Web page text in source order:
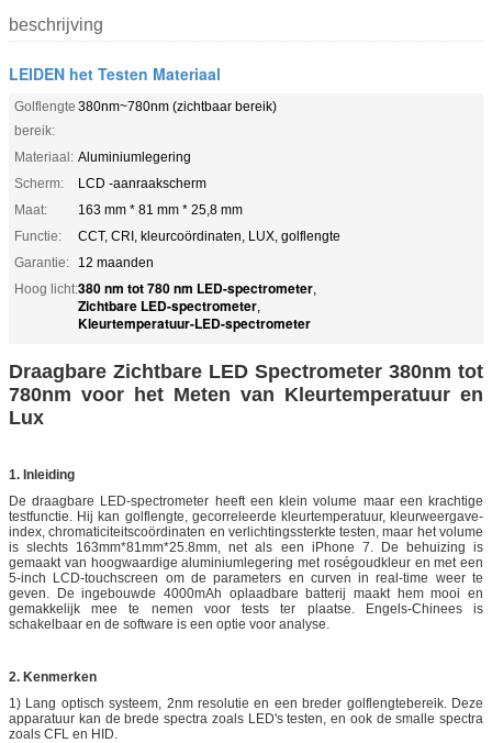
beschrijving
LEIDEN het Testen Materiaal
Golflengte
bereik:
380nm~780nm (zichtbaar bereik)
Materiaal: Aluminiumlegering
Scherm:
LCD -aanraakscherm
Maat:
163 mm * 81 mm * 25,8 mm
Functie:
CCT, CRI, kleurcoördinaten, LUX, golflengte
Garantie:
12 maanden
Hoog licht:380 nm tot 780 nm LED-spectrometer,
Zichtbare LED-spectrometer,
Kleurtemperatuur-LED-spectrometer
Draagbare Zichtbare LED Spectrometer 380nm tot
780nm voor het Meten van Kleurtemperatuur en
Lux
1. Inleiding
De draagbare LED-spectrometer heeft een klein volume maar een krachtige
testfunctie. Hij kan golflengte, gecorreleerde kleurtemperatuur, kleurweergave-
index, chromaticiteitscoördinaten en verlichtingssterkte testen, maar het volume
is slechts 163mm*81mm*25.8mm, net als een iPhone 7. De behuizing is
gemaakt van hoogwaardige aluminiumlegering met roségoudkleur en met een
5-inch LCD-touchscreen om de parameters en curven in real-time weer te
geven. De ingebouwde 4000mAh oplaadbare batterij maakt hem mooi en
gemakkelijk mee te nemen voor tests ter plaatse. Engels-Chinees is
schakelbaar en de software is een optie voor analyse.
2. Kenmerken
1) Lang optisch systeem, 2nm resolutie en een breder golflengtebereik. Deze
apparatuur kan de brede spectra zoals LED's testen, en ook de smalle spectra
zoals CFL en HID.